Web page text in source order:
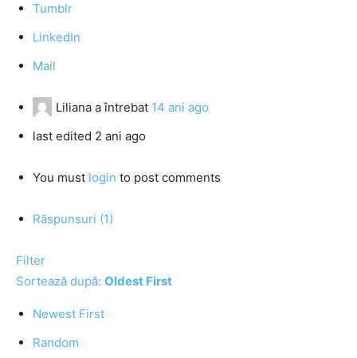
Tumblr
LinkedIn
Mail
Liliana a întrebat 14 ani ago
last edited 2 ani ago
You must login to post comments
Răspunsuri (1)
Filter
Sortează după: Oldest First
Newest First
Random